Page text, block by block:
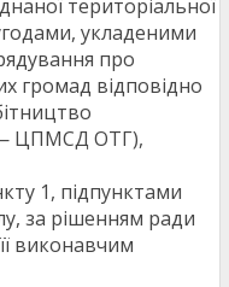
територіальної
укладеними
про
громад відповідно
— ЦПМСД ОТГ),
1, підпунктами
за рішенням ради
виконавчим